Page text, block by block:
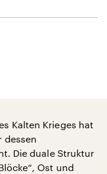
Kalten Krieges hat
dessen
Die duale Struktur
Ost und